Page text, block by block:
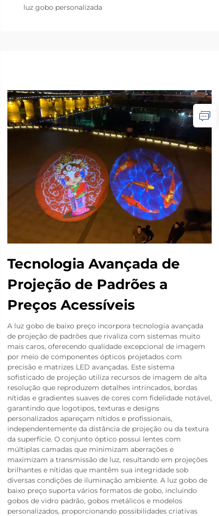
luz gobo personalizada
Tecnologia Avançada de
Projeção de Padrões a
Preços Acessíveis
A luz gobo de baixo preço incorpora tecnologia avançada
de projeção de padrões que rivaliza com sistemas muito
mais caros, oferecendo qualidade excepcional de imagem
por meio de componentes ópticos projetados com
precisão e matrizes LED avançadas. Este sistema
sofisticado de projeção utiliza recursos de imagem de alta
resolução que reproduzem detalhes intrincados, bordas
nítidas e gradientes suaves de cores com fidelidade notável,
garantindo que logotipos, texturas e designs
personalizados apareçam nítidos e profissionais,
independentemente da distância de projeção ou da textura
da superfície. O conjunto óptico possui lentes com
múltiplas camadas que minimizam aberrações e
maximizam a transmissão de luz, resultando em projeções
brilhantes e nítidas que mantêm sua integridade sob
diversas condições de iluminação ambiente. A luz gobo de
baixo preço suporta vários formatos de gobo, incluindo
gobos de vidro padrão, gobos metálicos e modelos
personalizados, proporcionando possibilidades criativas